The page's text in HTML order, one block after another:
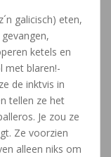
galicisch) eten,
ketels en
met blaren!-
de inktvis in
tellen ze het
Je zou ze
Ze voorzien
alleen niks om